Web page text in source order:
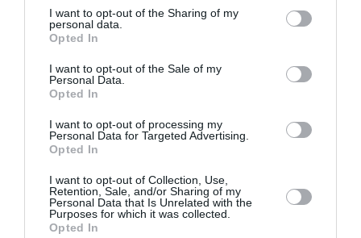
not limited to your visit or usage behaviour. You may click to
grant or deny consent to Google and its third-party tags to
use your data for below specified purposes in below Google
consent section.
I want to opt-out of the Sharing of my
personal data.
Opted In
I want to opt-out of the Sale of my
Personal Data.
Opted In
I want to opt-out of processing my
Personal Data for Targeted Advertising.
Opted In
I want to opt-out of Collection, Use,
Retention, Sale, and/or Sharing of my
Personal Data that Is Unrelated with the
Purposes for which it was collected.
Opted In
Ακολουθήστε το Lykavitos.gr
στο Google News
ειδήσεις
Σαν σήμερα - 7 Αυγούστου
Η Χώρα Σκύρου